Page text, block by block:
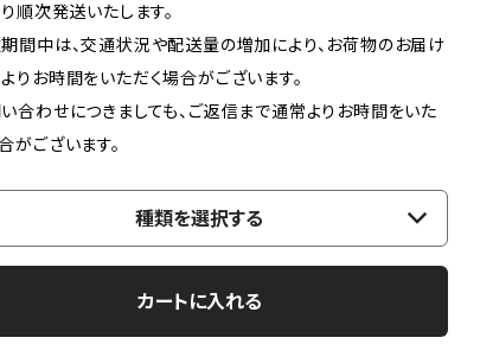
り順次発送いたします。
間中は、交通状況や配送量の増加により、お荷物のお届け
りお時間をいただく場合がございます。
合わせにつきましても、ご返信まで通常よりお時間をいた
がございます。
種類を選択する
カートに入れる